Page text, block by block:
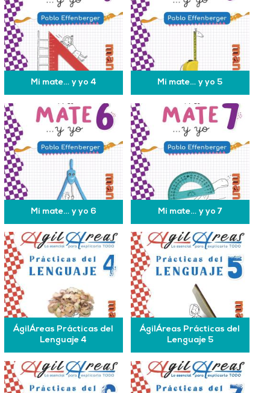
Mi mate… y yo 4 Mi mate… y yo 5
Mi mate… y yo 6 Mi mate… y yo 7
ÁgilÁreas Prácticas del
Lenguaje 4
ÁgilÁreas Prácticas del
Lenguaje 5